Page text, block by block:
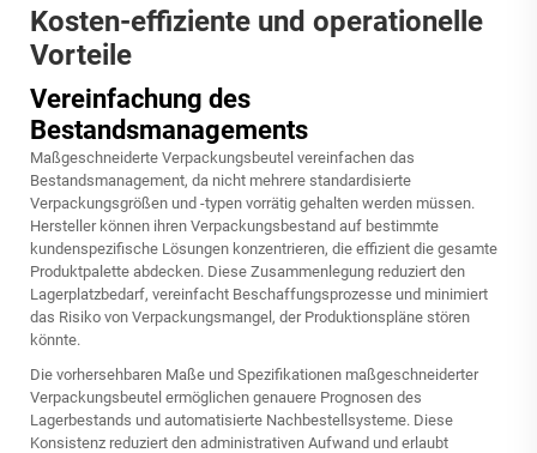
Kosten-effiziente und operationelle
Vorteile
Vereinfachung des
Bestandsmanagements
Maßgeschneiderte Verpackungsbeutel vereinfachen das
Bestandsmanagement, da nicht mehrere standardisierte
Verpackungsgrößen und -typen vorrätig gehalten werden müssen.
Hersteller können ihren Verpackungsbestand auf bestimmte
kundenspezifische Lösungen konzentrieren, die effizient die gesamte
Produktpalette abdecken. Diese Zusammenlegung reduziert den
Lagerplatzbedarf, vereinfacht Beschaffungsprozesse und minimiert
das Risiko von Verpackungsmangel, der Produktionspläne stören
könnte.
Die vorhersehbaren Maße und Spezifikationen maßgeschneiderter
Verpackungsbeutel ermöglichen genauere Prognosen des
Lagerbestands und automatisierte Nachbestellsysteme. Diese
Konsistenz reduziert den administrativen Aufwand und erlaubt